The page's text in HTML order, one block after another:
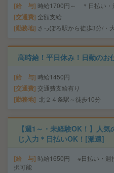
給 与 時給1700円～ ＊日払い・
交通費 全額支給
勤務地 さっぽろ駅から徒歩3分/・
高時給！平日休み！日勤のお
給 与 時給1450円
交通費 交通費支給有り
勤務地 北２４条駅～徒歩10分
【週1～・未経験OK！】人
じ入力＊日払いOK！[派遣]
給 与 時給1650円 ※日払い・週
択可能